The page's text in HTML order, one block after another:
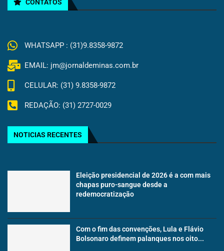
CONTATOS
WHATSAPP : (31)9.8358-9872
EMAIL: jm@jornaldeminas.com.br
CELULAR: (31) 9.8358-9872
REDAÇÃO: (31) 2727-0029
NOTICIAS RECENTES
Eleição presidencial de 2026 é a com mais
chapas puro-sangue desde a
redemocratização
Com o fim das convenções, Lula e Flávio
Bolsonaro definem palanques nos oito...